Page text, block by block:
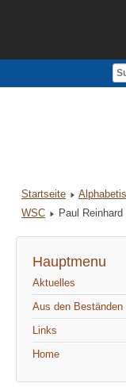
Startseite
WSC
Paul Reinhard
Hauptmenu
Aktuelles
Aus den Beständen
Links
Home